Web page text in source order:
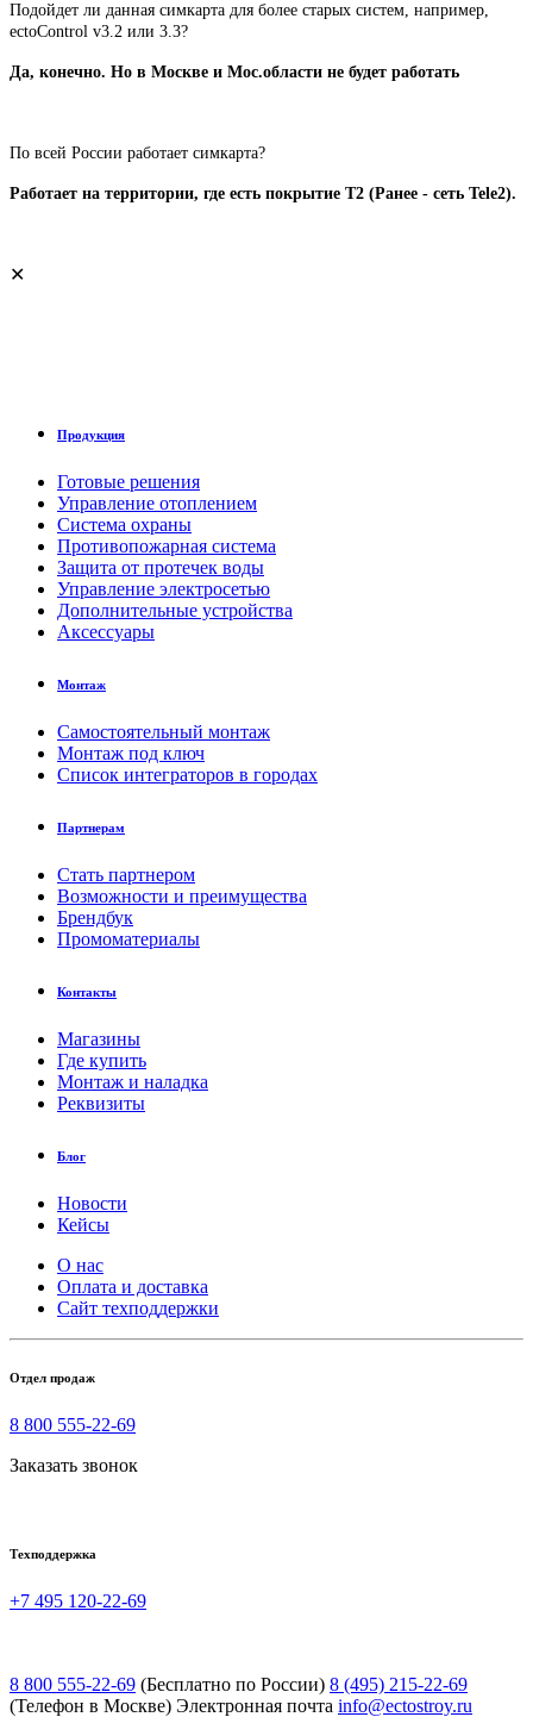
Подойдет ли данная симкарта для более старых систем, например,
ectoControl v3.2 или 3.3?
Да, конечно. Но в Москве и Мос.области не будет работать
По всей России работает симкарта?
Работает на территории, где есть покрытие T2 (Ранее - сеть Tele2).
✕
Продукция
Готовые решения
Управление отоплением
Система охраны
Противопожарная система
Защита от протечек воды
Управление электросетью
Дополнительные устройства
Аксессуары
Монтаж
Самостоятельный монтаж
Монтаж под ключ
Список интеграторов в городах
Партнерам
Стать партнером
Возможности и преимущества
Брендбук
Промоматериалы
Контакты
Магазины
Где купить
Монтаж и наладка
Реквизиты
Блог
Новости
Кейсы
О нас
Оплата и доставка
Сайт техподдержки
Отдел продаж
8 800 555-22-69
Заказать звонок
Техподдержка
+7 495 120-22-69
8 800 555-22-69 (Бесплатно по России) 8 (495) 215-22-69
(Телефон в Москве) Электронная почта info@ectostroy.ru